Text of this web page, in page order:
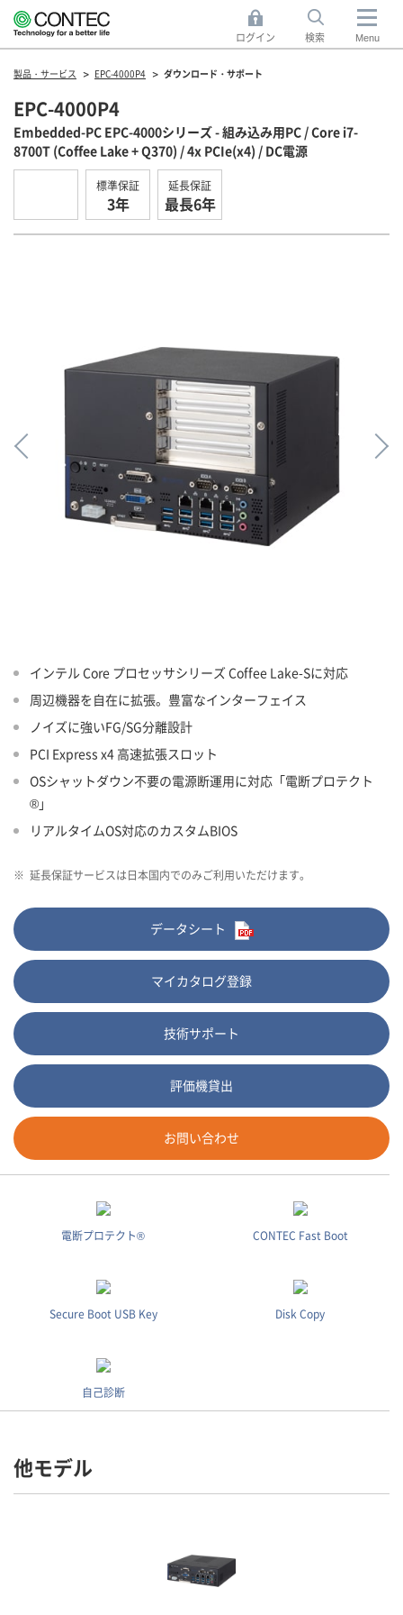
ログイン 検索 Menu
製品・サービス EPC-4000P4 ダウンロード・サポート
EPC-4000P4
Embedded-PC EPC-4000シリーズ - 組み込み用PC / Core i7-
8700T (Coffee Lake + Q370) / 4x PCIe(x4) / DC電源
標準保証
3年
延長保証
最長6年
インテル Core プロセッサシリーズ Coffee Lake-Sに対応
周辺機器を自在に拡張。豊富なインターフェイス
ノイズに強いFG/SG分離設計
PCI Express x4 高速拡張スロット
OSシャットダウン不要の電源断運用に対応「電断プロテクト
®」
リアルタイムOS対応のカスタムBIOS
※ 延長保証サービスは日本国内でのみご利用いただけます。
データシート
マイカタログ登録
技術サポート
評価機貸出
お問い合わせ
電断プロテクト® CONTEC Fast Boot
Secure Boot USB Key Disk Copy
自己診断
他モデル